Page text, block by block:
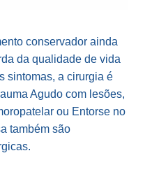
conservador ainda
da qualidade de vida
sintomas, a cirurgia é
Agudo com lesões,
ou Entorse no
também são